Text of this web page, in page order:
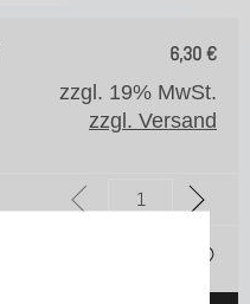
6,30€
zzgl. 19% MwSt.
zzgl. Versand